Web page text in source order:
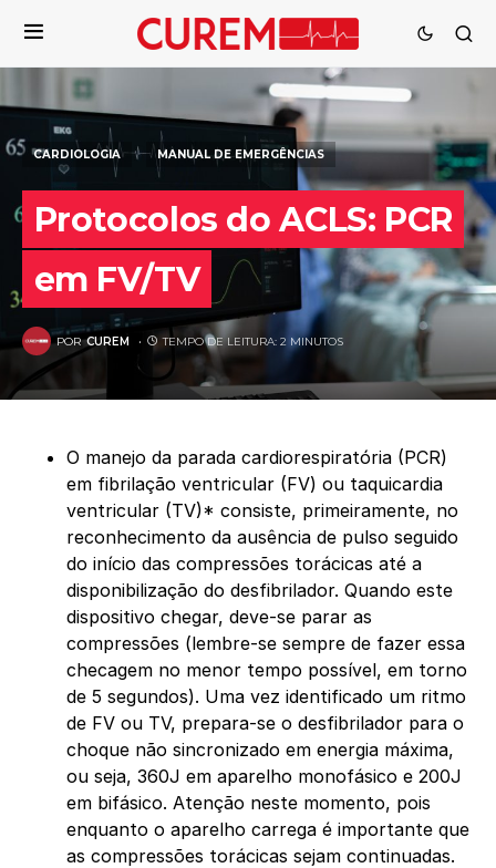
CARDIOLOGIA MANUAL DE EMERGÊNCIAS
Protocolos do ACLS: PCR
em FV/TV
POR CUREM TEMPO DE LEITURA: 2 MINUTOS
O manejo da parada cardiorespiratória (PCR)
em fibrilação ventricular (FV) ou taquicardia
ventricular (TV)* consiste, primeiramente, no
reconhecimento da ausência de pulso seguido
do início das compressões torácicas até a
disponibilização do desfibrilador. Quando este
dispositivo chegar, deve-se parar as
compressões (lembre-se sempre de fazer essa
checagem no menor tempo possível, em torno
de 5 segundos). Uma vez identificado um ritmo
de FV ou TV, prepara-se o desfibrilador para o
choque não sincronizado em energia máxima,
ou seja, 360J em aparelho monofásico e 200J
em bifásico. Atenção neste momento, pois
enquanto o aparelho carrega é importante que
as compressões torácicas sejam continuadas.